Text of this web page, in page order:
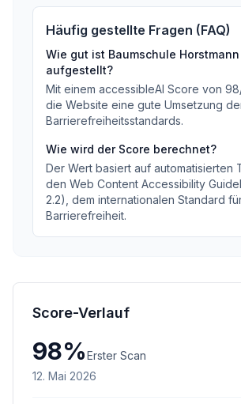
Häufig gestellte Fragen (FAQ)
Wie gut ist Baumschule Horstmann
aufgestellt?
Mit einem accessibleAI Score von 98
die Website eine gute Umsetzung
Barrierefreiheitsstandards.
Wie wird der Score berechnet?
Der Wert basiert auf automatisierten
den Web Content Accessibility
2.2), dem internationalen Standard
Barrierefreiheit.
Score-Verlauf
98%Erster Scan
12. Mai 2026